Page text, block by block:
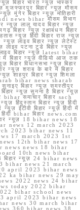
बिहार भारत न्यूज़ भास्कर
मुजफ्फरपुर बिहार न्यूज़ मौसम
मुंगेर बिहार न्यूज़ मोतिहारी
news bihar मौसम विभाग
न्यूज़ लालू यादव बिहार न्यूज़
बिहार न्यूज़ रक्षाबंधन बिहार
न्यूज़ हिंदी बिहार राज न्यूज़
लाइव बिहार न्यूज़ लेटेस्ट
लाइव पटना टुडे बिहार न्यूज़
बिहार न्यूज़ latest bihar
बिहार न्यूज़ वीडियो आज तक
बिहार विधानसभा न्यूज़ बिहार
न्यूज़ शराब के बारे में बिहार
शाहपुर बिहार न्यूज़ शिमला
bihar news sharab
बिहार न्यूज़ समस्तीपुर
बिहार न्यूज़ सुनना है बिहार न्यूज़
bihar समाचार बिहार sach
हिंदुस्तान बिहार न्यूज़ हिंदी
न्यूज़ ईटीवी बिहार न्यूज़ हिंदी में
हिंदी bihar बिहार news.com
न्यूज़ 18 bihar news 18
news 12 march 2023
2023 bihar news 11
17 march 2023 1st
12th bihar news 17
news news 18 bihar
10th news bihar
न्यूज़ 24 bihar news
bihar news 21 march
april 2023 bihar news
ka bihar news 29 may
2022 news 24 bihar
today 2022 bihar
bihar school news
april 2023 bihar news
news 30 march bihar
360 bihar news 38